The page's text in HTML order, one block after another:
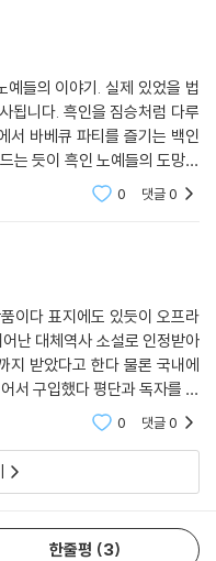
기. 실제 있었을 법
됩니다. 흑인을 짐승처럼 다루
서 바베큐 파티를 즐기는 백인
는 듯이 흑인 노예들의 도망을
있습니다. 또 그들을 뒤쫓는
0 댓글0
이다 표지에도 있듯이 오프라
난 대체역사 소설로 인정받아
지 받았다고 한다 물론 국내에
서 구입했다 평단과 독자를 동
작가가 대단하다 번역본을 통
0 댓글0
한줄평 3